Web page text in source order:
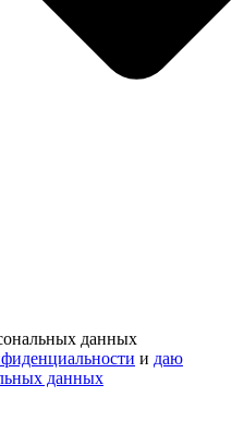
данных
и даю
данных